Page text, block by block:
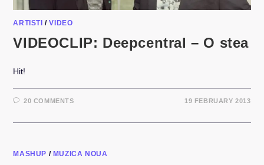
ARTISTI /VIDEO
VIDEOCLIP: Deepcentral – O stea
Hit!
20 COMMENTS 19 FEBRUARY 2013
MASHUP / MUZICA NOUA